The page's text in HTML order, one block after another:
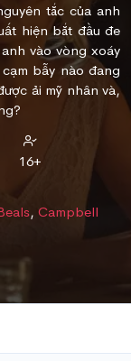
tắc của anh
hiện bắt đầu đe
vào vòng xoáy
bẫy nào đang
ải mỹ nhân và,
16+
, Campbell